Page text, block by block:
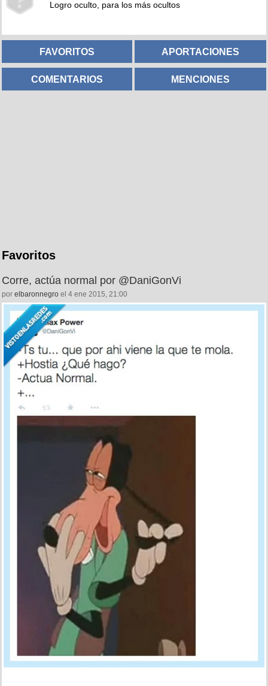
Logro oculto, para los más ocultos
FAVORITOS APORTACIONES
COMENTARIOS MENCIONES
Favoritos
Corre, actúa normal por @DaniGonVi
por elbaronnegro el 4 ene 2015, 21:00